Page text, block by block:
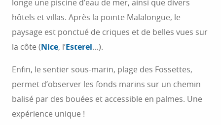
longe une piscine d’eau de mer, ainsi que divers
hôtels et villas. Après la pointe Malalongue, le
paysage est ponctué de criques et de belles vues sur
la côte (Nice, l’Esterel…).
Enfin, le sentier sous-marin, plage des Fossettes,
permet d’observer les fonds marins sur un chemin
balisé par des bouées et accessible en palmes. Une
expérience unique !